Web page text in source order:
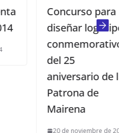
Concurso para
diseñar logotipo
conmemorativo
del 25
aniversario de la
Patrona de
Mairena
20 de noviembre de 2015